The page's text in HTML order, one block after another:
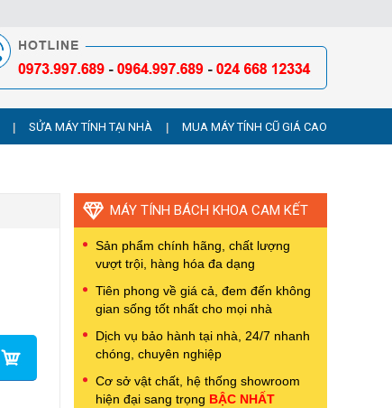
SỬA MÁY TÍNH TẠI NHÀ MUA MÁY TÍNH CŨ GIÁ CAO
MÁY TÍNH BÁCH KHOA CAM KẾT
Sản phẩm chính hãng, chất lượng
vượt trội, hàng hóa đa dạng
Tiên phong về giá cả, đem đến không
gian sống tốt nhất cho mọi nhà
Dịch vụ bảo hành tại nhà, 24/7 nhanh
chóng, chuyên nghiệp
Cơ sở vật chất, hệ thống showroom
hiện đại sang trọng BẬC NHẤT